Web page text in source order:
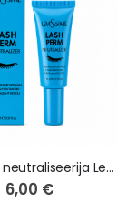
Ripsmete neutraliseerija LeviSsime LASH PERM NEUTRALIZER, 15 ml
6,00 €